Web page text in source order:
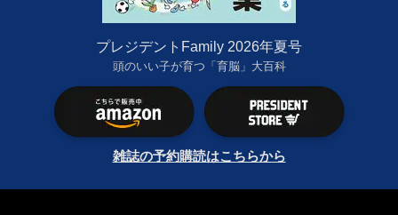
プレジデントFamily 2026年夏号
頭のいい子が育つ「育脳」大百科
雑誌の予約購読はこちらから